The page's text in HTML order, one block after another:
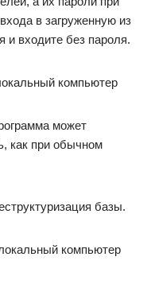
в загруженную из
и входите без пароля.
может
как при обычном
базы.